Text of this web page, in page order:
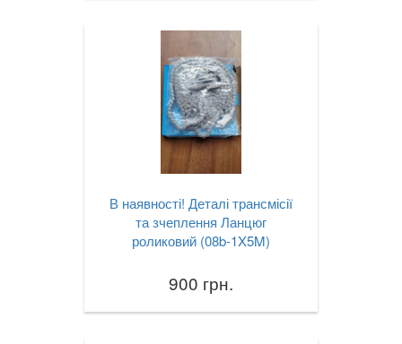
В наявності! Деталі трансмісії
та зчеплення Ланцюг
роликовий (08b-1X5M)
900 грн.